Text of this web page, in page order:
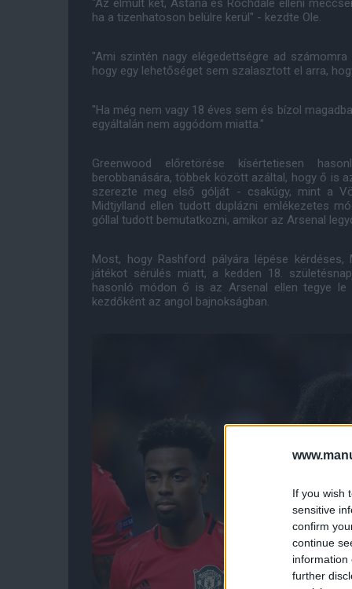
If you wish
sensitive
confirm
continue
information
further
"Az elmúlt két, Astana és Rochdale elleni
ha a tizenhatoson belülre kerül" - kezdte Ole.
"Ami szintén nagy elégedettségre ad
hogy egy lehetőséget sem szalasztott el arra,
"Ha még nem vagy 18 éves sem és bízol
egyáltalán nem aggódom miatta."
Greenwood előretörése kísértetiesen
berobbanására, többek között azáltal, hogy ő is
szerezte meg első gólját - csakúgy, mint a
Midtjylland ellen tudott duplázni emlékezetes
góllal tudott bemutatkozni, amikor az Arsenal
Most, hogy Rashford pályára lépése
játékot sérülés miatt, a kedden 18.
hasonló módon ő is az Arsenal ellen tegye le
kezdőként az angol bajnokságban.